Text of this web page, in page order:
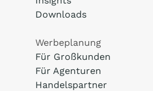
Downloads
Werbeplanung
Für Großkunden
Für Agenturen
Handelspartner